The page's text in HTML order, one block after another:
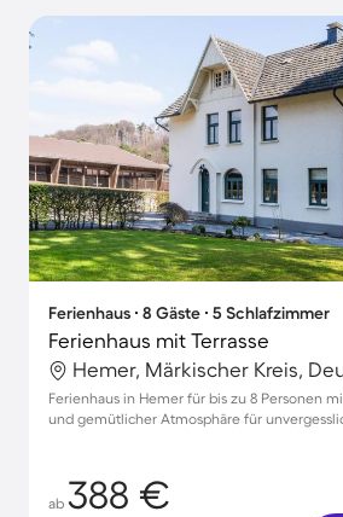
Ferienhaus ∙ 8 Gäste ∙ 5 Schlafzimmer
Ferienhaus mit Terrasse
Hemer, Märkischer Kreis,
Ferienhaus in Hemer für bis zu 8 Personen
und gemütlicher Atmosphäre für
ab 388 €